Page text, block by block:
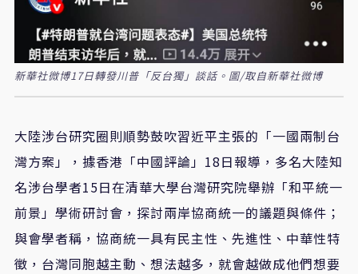
新華社微博17日轉發川普「反台獨」談話。圖/取自新華社微博
大陸涉台研究圈則順勢鼓吹習近平主張的「一國兩制台
灣方案」，據香港「中國評論」 18日報導，多名大陸知
名涉台學者15日在清華大學台灣研究院舉辦「和平統一
前景」學術研討會，探討兩岸協商統一的議題與條件；
與會學者稱，協商統一具有民主性、先進性、中華性特
徵，台灣同胞越主動、想法越多，就會越做成他們想要